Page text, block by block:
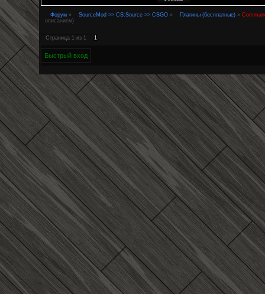
Форум » SourceMod >> CS:Source >> CSGO » Плагины (бесплатные) »
описанием)
Страница 1 из 1 1